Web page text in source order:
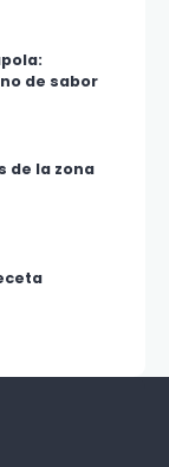
de sabor
de la zona